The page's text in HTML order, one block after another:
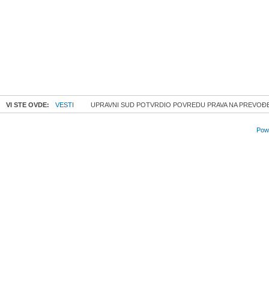
VI STE OVDE: VESTI UPRAVNI SUD POTVRDIO POVREDU PRAVA NA